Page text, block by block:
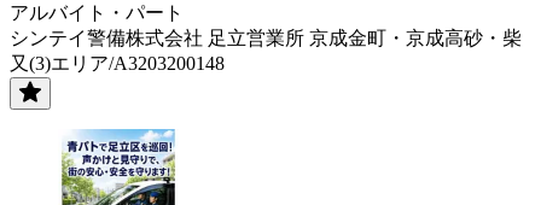
アルバイト・パート
シンテイ警備株式会社 足立営業所 京成金町・京成高砂・柴
又(3)エリア/A3203200148